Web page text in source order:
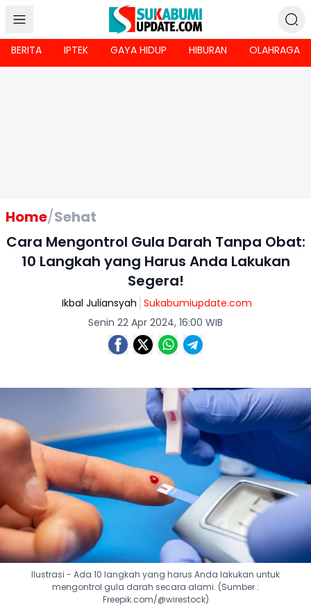
BERITA IPTEK GAYA HIDUP HIBURAN OLAHRAGA
Home/Sehat
Cara Mengontrol Gula Darah Tanpa Obat:
10 Langkah yang Harus Anda Lakukan
Segera!
Ikbal Juliansyah Sukabumiupdate.com
Senin 22 Apr 2024, 16:00 WIB
Ilustrasi - Ada 10 langkah yang harus Anda lakukan untuk
mengontrol gula darah secara alami. (Sumber :
Freepik.com/@wirestock)